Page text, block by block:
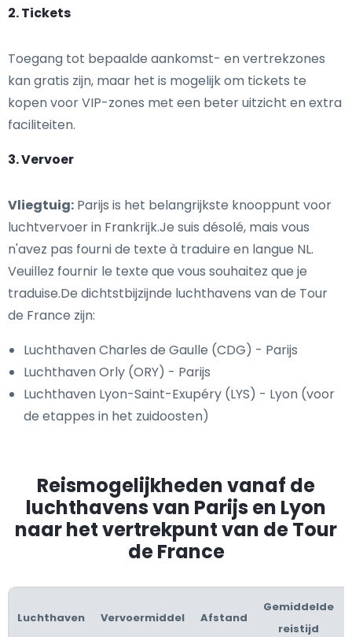
2. Tickets
Toegang tot bepaalde aankomst- en vertrekzones
kan gratis zijn, maar het is mogelijk om tickets te
kopen voor VIP-zones met een beter uitzicht en extra
faciliteiten.
3. Vervoer
Vliegtuig: Parijs is het belangrijkste knooppunt voor
luchtvervoer in Frankrijk.Je suis désolé, mais vous
n'avez pas fourni de texte à traduire en langue NL.
Veuillez fournir le texte que vous souhaitez que je
traduise.De dichtstbijzijnde luchthavens van de Tour
de France zijn:
Luchthaven Charles de Gaulle (CDG) - Parijs
Luchthaven Orly (ORY) - Parijs
Luchthaven Lyon-Saint-Exupéry (LYS) - Lyon (voor
de etappes in het zuidoosten)
Reismogelijkheden vanaf de
luchthavens van Parijs en Lyon
naar het vertrekpunt van de Tour
de France
Luchthaven Vervoermiddel Afstand
Gemiddelde
reistijd